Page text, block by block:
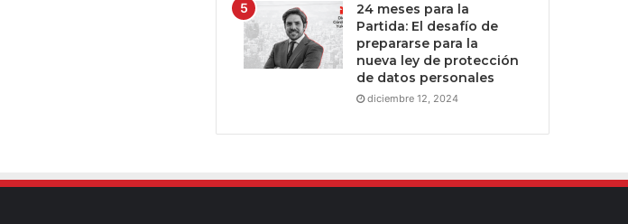
24 meses para la
Partida: El desafío de
prepararse para la
nueva ley de protección
de datos personales
diciembre 12, 2024